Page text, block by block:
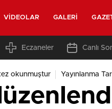
VIDEOLAR GALERI
Eczaneler Canlı
okunmuştur Yayınlanma